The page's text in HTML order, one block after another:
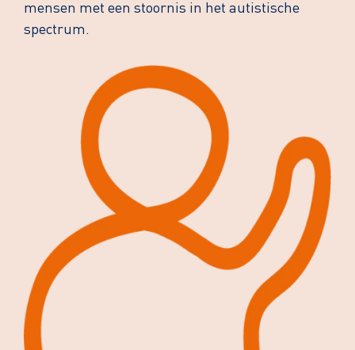
mensen met een stoornis in het autistische
spectrum.